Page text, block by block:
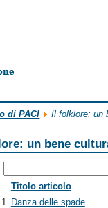
di PACI Il folklore: un
un bene
Titolo articolo
1
Danza delle spade